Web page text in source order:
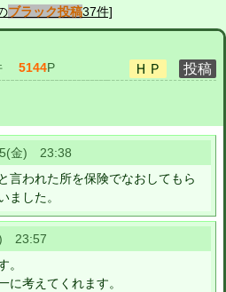
ブラック投稿37件]
5144P
金) 23:38
言われた所を保険でなおしてもら
ました。
23:57
。
に考えてくれます。